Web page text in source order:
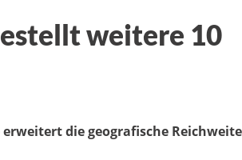
weitere 10
die geografische